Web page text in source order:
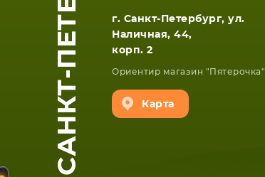
СМАРТФОНА
г. Санкт-Петербург, ул.
Наличная, 44,
корп. 2
Ориентир магазин "Пятерочка"
Карта